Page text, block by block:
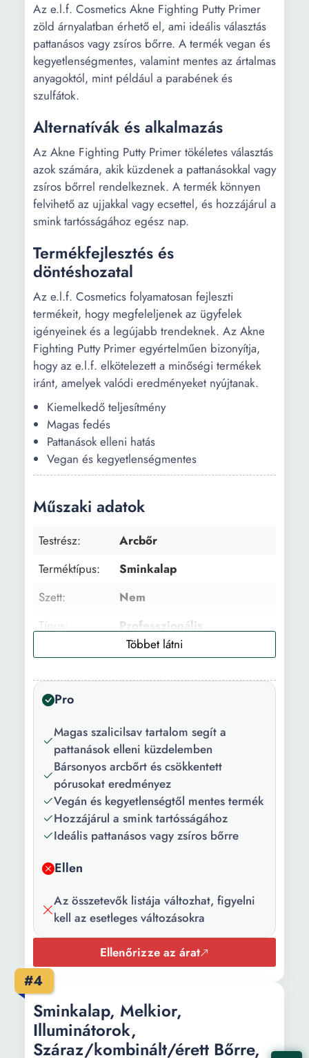
Az e.l.f. Cosmetics Akne Fighting Putty Primer
zöld árnyalatban érhető el, ami ideális választás
pattanásos vagy zsíros bőrre. A termék vegan és
kegyetlenségmentes, valamint mentes az ártalmas
anyagoktól, mint például a parabének és
szulfátok.
Alternatívák és alkalmazás
Az Akne Fighting Putty Primer tökéletes választás
azok számára, akik küzdenek a pattanásokkal vagy
zsíros bőrrel rendelkeznek. A termék könnyen
felvihető az ujjakkal vagy ecsettel, és hozzájárul a
smink tartósságához egész nap.
Termékfejlesztés és
döntéshozatal
Az e.l.f. Cosmetics folyamatosan fejleszti
termékeit, hogy megfeleljenek az ügyfelek
igényeinek és a legújabb trendeknek. Az Akne
Fighting Putty Primer egyértelműen bizonyítja,
hogy az e.l.f. elkötelezett a minőségi termékek
iránt, amelyek valódi eredményeket nyújtanak.
Kiemelkedő teljesítmény
Magas fedés
Pattanások elleni hatás
Vegan és kegyetlenségmentes
Műszaki adatok
Testrész:
Arcbőr
Terméktípus:
Sminkalap
Szett:
Nem
Típus:
Professzionális
Fedés:
Magas
Arcbőr típus:
Száraz Zsíros Vegyes
Normális
Súly:
21 g
Árnyalat neve:
zöld
Színkód:
09
Pro
Magas szalicilsav tartalom segít a
pattanások elleni küzdelemben
Bársonyos arcbőrt és csökkentett
pórusokat eredményez
Vegán és kegyetlenségtől mentes termék
Hozzájárul a smink tartósságához
Ideális pattanásos vagy zsíros bőrre
Ellen
Az összetevők listája változhat, figyelni
kell az esetleges változásokra
Ellenőrizze az árat
#4
Sminkalap, Melkior,
Illuminátorok,
Száraz/kombinált/érett Bőrre,